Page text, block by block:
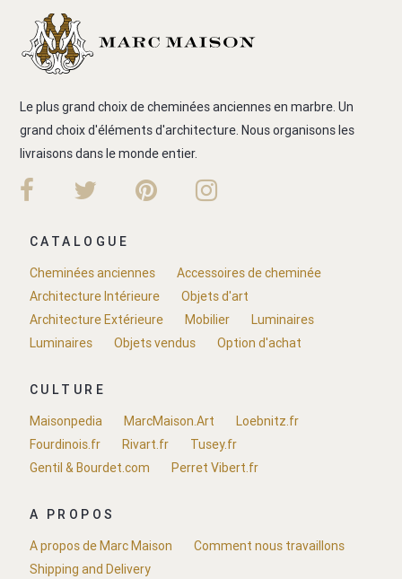
Le plus grand choix de cheminées anciennes en marbre. Un
grand choix d'éléments d'architecture. Nous organisons les
livraisons dans le monde entier.
CATALOGUE
Cheminées anciennes
Accessoires de cheminée
Architecture Intérieure
Objets d'art
Architecture Extérieure
Mobilier
Luminaires
Luminaires
Objets vendus Option d'achat
CULTURE
Maisonpedia
MarcMaison.Art
Loebnitz.fr
Fourdinois.fr
Rivart.fr
Tusey.fr
Gentil & Bourdet.com
Perret Vibert.fr
A PROPOS
A propos de Marc Maison
Comment nous travaillons
Shipping and Delivery